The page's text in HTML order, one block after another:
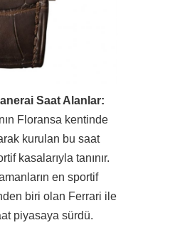
Saat Alanlar:
Floransa kentinde
kurulan bu saat
kasalarıyla tanınır.
en sportif
biri olan Ferrari ile
piyasaya sürdü.